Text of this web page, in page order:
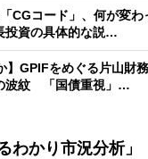
CGコード」、何が変
資の具体的な説…
】GPIFをめぐる片山財
波紋 「国債重視」…
わかり市況分析」